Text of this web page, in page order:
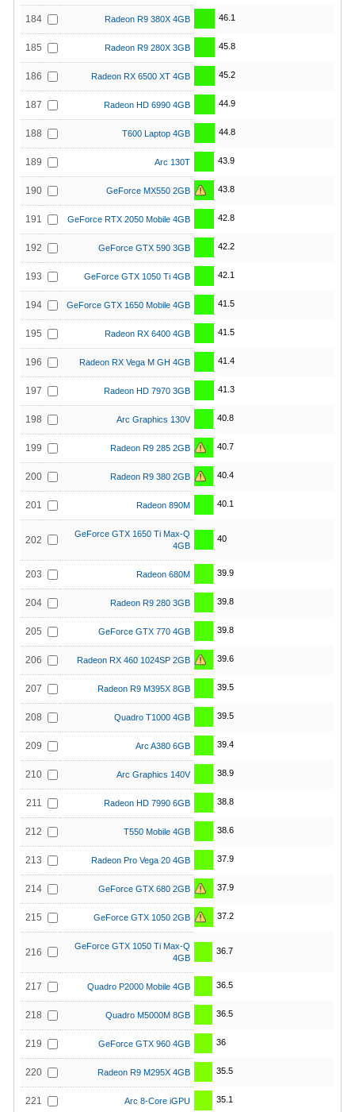
184 Radeon R9 380X 4GB 46.1
185 Radeon R9 280X 3GB 45.8
186 Radeon RX 6500 XT 4GB 45.2
187 Radeon HD 6990 4GB 44.9
188 T600 Laptop 4GB 44.8
189 Arc 130T 43.9
190 GeForce MX550 2GB 43.8
191 GeForce RTX 2050 Mobile 4GB 42.8
192 GeForce GTX 590 3GB 42.2
193 GeForce GTX 1050 Ti 4GB 42.1
194 GeForce GTX 1650 Mobile 4GB 41.5
195 Radeon RX 6400 4GB 41.5
196 Radeon RX Vega M GH 4GB 41.4
197 Radeon HD 7970 3GB 41.3
198 Arc Graphics 130V 40.8
199 Radeon R9 285 2GB 40.7
200 Radeon R9 380 2GB 40.4
201 Radeon 890M 40.1
202
GeForce GTX 1650 Ti Max-Q
4GB
40
203 Radeon 680M 39.9
204 Radeon R9 280 3GB 39.8
205 GeForce GTX 770 4GB 39.8
206 Radeon RX 460 1024SP 2GB 39.6
207 Radeon R9 M395X 8GB 39.5
208 Quadro T1000 4GB 39.5
209 Arc A380 6GB 39.4
210 Arc Graphics 140V 38.9
211 Radeon HD 7990 6GB 38.8
212 T550 Mobile 4GB 38.6
213 Radeon Pro Vega 20 4GB 37.9
214 GeForce GTX 680 2GB 37.9
215 GeForce GTX 1050 2GB 37.2
216
GeForce GTX 1050 Ti Max-Q
4GB
36.7
217 Quadro P2000 Mobile 4GB 36.5
218 Quadro M5000M 8GB 36.5
219 GeForce GTX 960 4GB 36
220 Radeon R9 M295X 4GB 35.5
221 Arc 8-Core iGPU 35.1